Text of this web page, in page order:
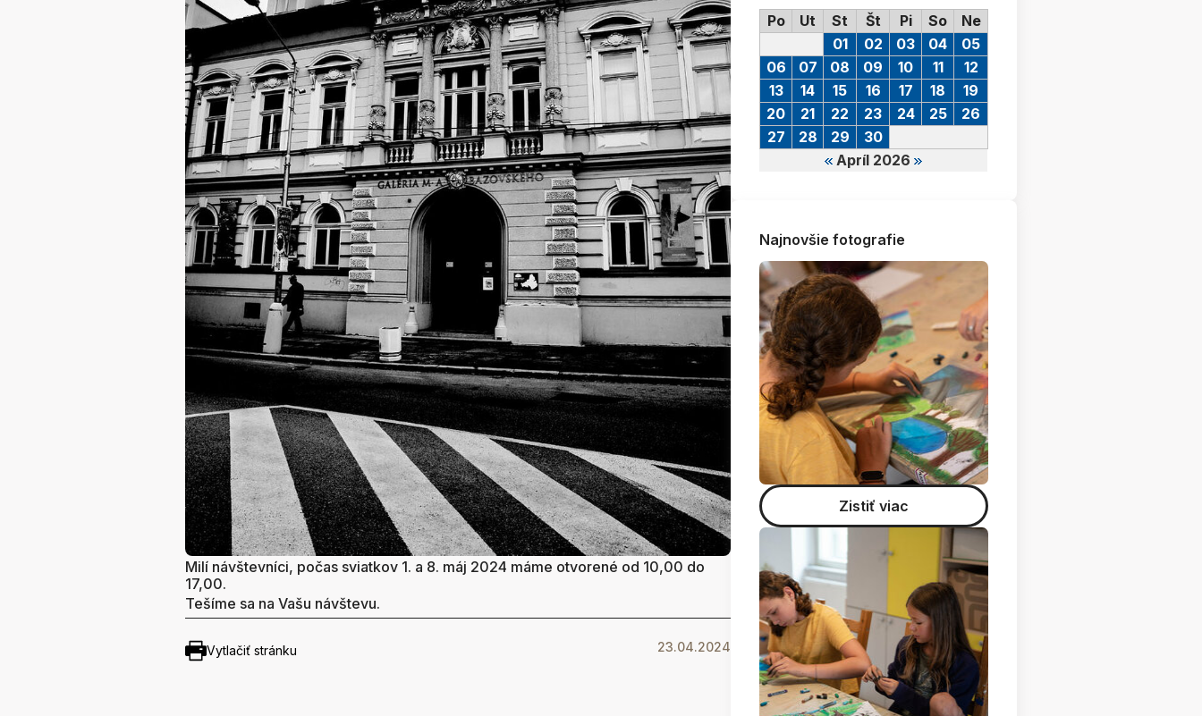
Milí návštevníci, počas sviatkov 1. a 8. máj 2024 máme otvorené od 10,00 do
17,00.
Tešíme sa na Vašu návštevu.
Vytlačiť stránku 23.04.2024
Po
Ut St Št Pi So Ne
Apríl 2026
01 02 03 04
05
06
07 08 09 10 11
12
13
14 15 16 17 18
19
20
21 22 23 24 25
26
27
28 29 30
Najnovšie fotografie
Zistiť viac